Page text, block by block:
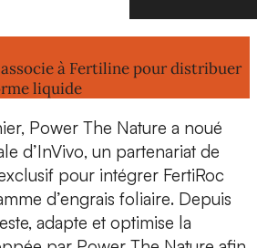
à Fertiline pour distribuer
liquide
Power The Nature a noué
d’InVivo, un partenariat de
pour intégrer FertiRoc
d’engrais foliaire. Depuis
adapte et optimise la